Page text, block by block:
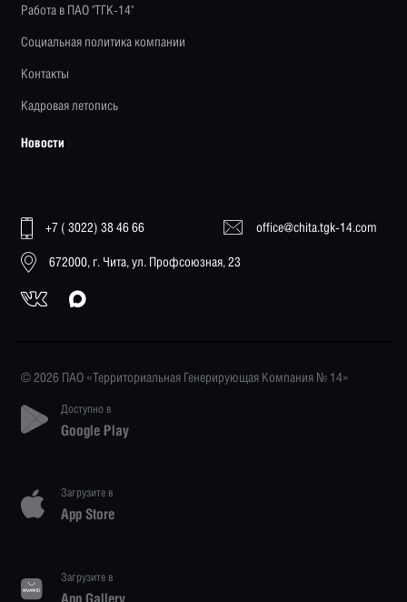
Работа в ПАО "ТГК-14"
Социальная политика компании
Контакты
Кадровая летопись
Новости
+7 ( 3022) 38 46 66 office@chita.tgk-14.com
672000, г. Чита, ул. Профсоюзная, 23
© 2026 ПАО «Территориальная Генерирующая Компания № 14»
Доступно в
Google Play
Загрузите в
App Store
Загрузите в
App Gallery